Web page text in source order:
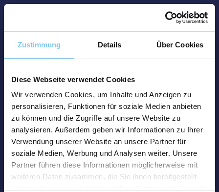
Zustimmung Details Über Cookies
Diese Webseite verwendet Cookies
Wir verwenden Cookies, um Inhalte und Anzeigen zu
personalisieren, Funktionen für soziale Medien anbieten
zu können und die Zugriffe auf unsere Website zu
analysieren. Außerdem geben wir Informationen zu Ihrer
Verwendung unserer Website an unsere Partner für
soziale Medien, Werbung und Analysen weiter. Unsere
Partner führen diese Informationen möglicherweise mit
weiteren Daten zusammen, die Sie ihnen bereitgestellt